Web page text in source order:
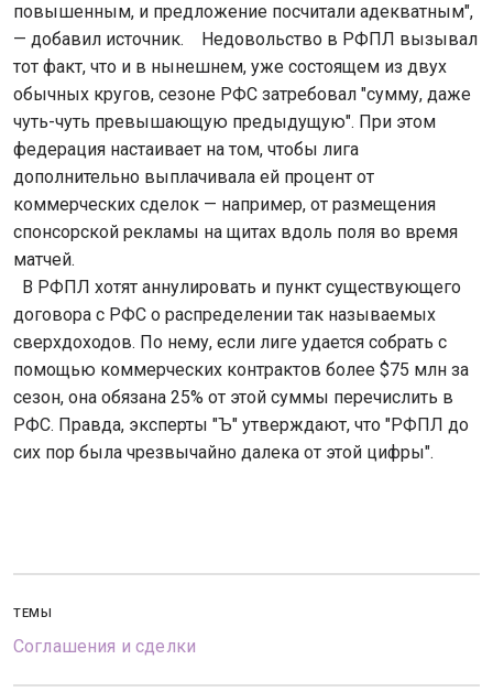
повышенным, и предложение посчитали адекватным",
— добавил источник. Недовольство в РФПЛ вызывал
тот факт, что и в нынешнем, уже состоящем из двух
обычных кругов, сезоне РФС затребовал "сумму, даже
чуть-чуть превышающую предыдущую". При этом
федерация настаивает на том, чтобы лига
дополнительно выплачивала ей процент от
коммерческих сделок — например, от размещения
спонсорской рекламы на щитах вдоль поля во время
матчей.
В РФПЛ хотят аннулировать и пункт существующего
договора с РФС о распределении так называемых
сверхдоходов. По нему, если лиге удается собрать с
помощью коммерческих контрактов более $75 млн за
сезон, она обязана 25% от этой суммы перечислить в
РФС. Правда, эксперты "Ъ" утверждают, что "РФПЛ до
сих пор была чрезвычайно далека от этой цифры".
ТЕМЫ
Соглашения и сделки